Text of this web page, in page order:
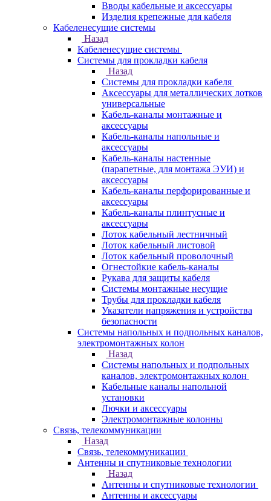
Вводы кабельные и аксессуары
Изделия крепежные для кабеля
Кабеленесущие системы
Назад
Кабеленесущие системы
Системы для прокладки кабеля
Назад
Системы для прокладки кабеля
Аксессуары для металлических лотков
универсальные
Кабель-каналы монтажные и
аксессуары
Кабель-каналы напольные и
аксессуары
Кабель-каналы настенные
(парапетные, для монтажа ЭУИ) и
аксессуары
Кабель-каналы перфорированные и
аксессуары
Кабель-каналы плинтусные и
аксессуары
Лоток кабельный лестничный
Лоток кабельный листовой
Лоток кабельный проволочный
Огнестойкие кабель-каналы
Рукава для защиты кабеля
Системы монтажные несущие
Трубы для прокладки кабеля
Указатели напряжения и устройства
безопасности
Системы напольных и подпольных каналов,
электромонтажных колон
Назад
Системы напольных и подпольных
каналов, электромонтажных колон
Кабельные каналы напольной
установки
Лючки и аксессуары
Электромонтажные колонны
Связь, телекоммуникации
Назад
Связь, телекоммуникации
Антенны и спутниковые технологии
Назад
Антенны и спутниковые технологии
Антенны и аксессуары